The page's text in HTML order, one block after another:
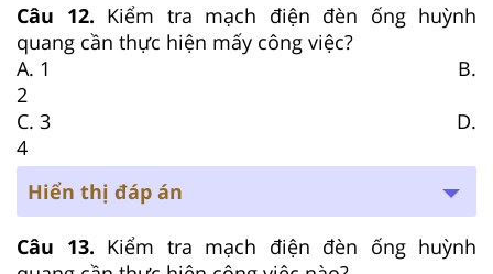
Câu 12. Kiểm tra mạch điện đèn ống huỳnh
quang cần thực hiện mấy công việc?
A. 1 B.
2
C. 3 D.
4
Hiển thị đáp án
Câu 13. Kiểm tra mạch điện đèn ống huỳnh